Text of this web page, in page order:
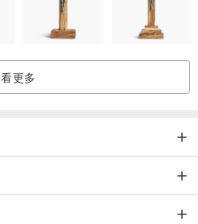
看更多